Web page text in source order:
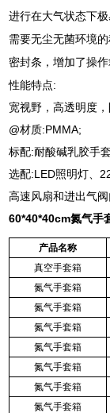
进行在大气状态下
需要无尘无菌环境
密封条，增加了操作
性能特点:
宽视野，高透明度
@材质:PMMA;
标配:耐酸碱乳胶手套
选配:LED照明灯、
高速风扇和进出气阀
60*40*40cm氮气手
产品名称
真空手套箱
氮气手套箱
氮气手套箱
氮气手套箱
氮气手套箱
氮气手套箱
氮气手套箱
氮气手套箱